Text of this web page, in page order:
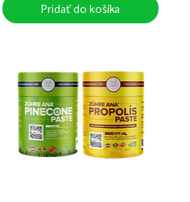
Pridať do košíka